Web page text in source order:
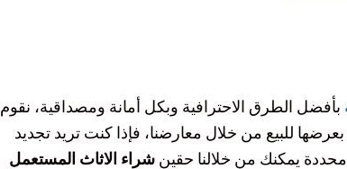
بأفضل الطرق الاحترافية وبكل أمانة ومصداقية، نقوم
للبيع من خلال معارضنا، فإذا كنت تريد تجديد
يمكنك من خلالنا حقين شراء الاثاث المستعمل